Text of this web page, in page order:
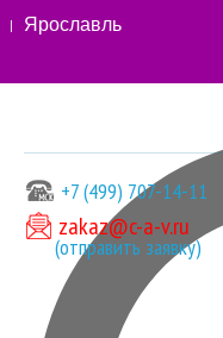
Ярославль
+7 (499) 707-14-11
zakaz@c-a-v.ru
(отправить заявку)